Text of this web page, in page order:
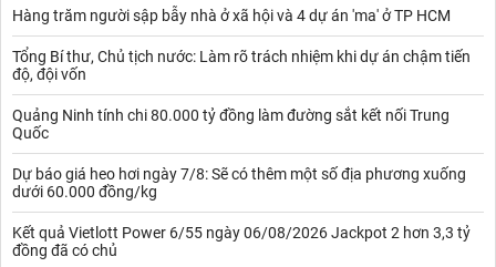
Hàng trăm người sập bẫy nhà ở xã hội và 4 dự án 'ma' ở TP HCM
Tổng Bí thư, Chủ tịch nước: Làm rõ trách nhiệm khi dự án chậm tiến
độ, đội vốn
Quảng Ninh tính chi 80.000 tỷ đồng làm đường sắt kết nối Trung
Quốc
Dự báo giá heo hơi ngày 7/8: Sẽ có thêm một số địa phương xuống
dưới 60.000 đồng/kg
Kết quả Vietlott Power 6/55 ngày 06/08/2026 Jackpot 2 hơn 3,3 tỷ
đồng đã có chủ